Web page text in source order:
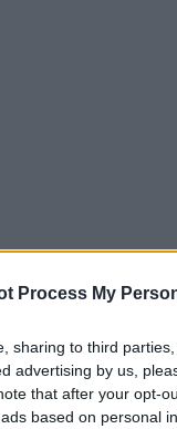
Process My
sharing to third
advertising by us,
that after your opt-
based on personal